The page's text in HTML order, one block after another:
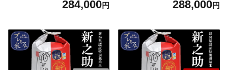
284,000円 288,000円